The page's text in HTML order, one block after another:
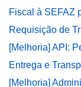
Fiscal à SEFAZ
Requisição de
[Melhoria] API:
Entrega e
[Melhoria]